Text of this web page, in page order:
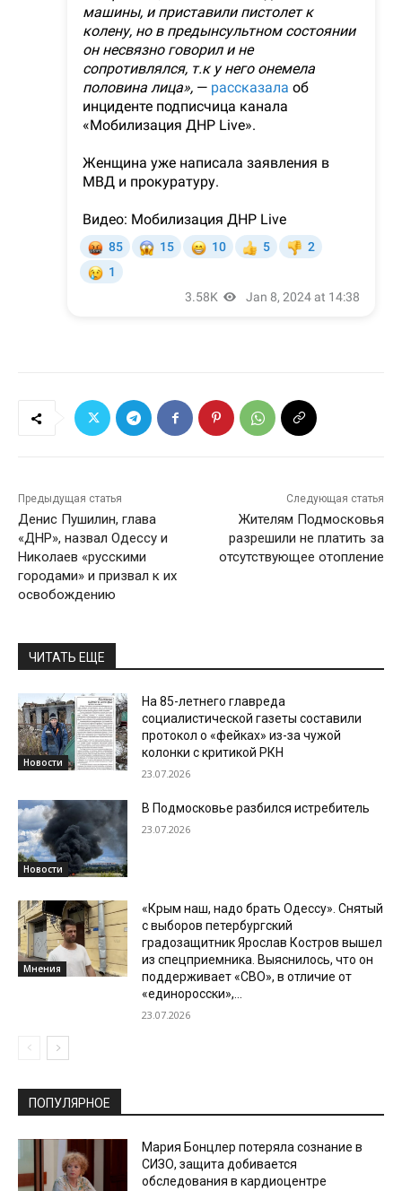
Предыдущая статья
Денис Пушилин, глава
«ДНР», назвал Одессу и
Николаев «русскими
городами» и призвал к их
освобождению
Следующая статья
Жителям Подмосковья
разрешили не платить за
отсутствующее отопление
ЧИТАТЬ ЕЩЕ
Новости
На 85-летнего главреда
социалистической газеты составили
протокол о «фейках» из-за чужой
колонки с критикой РКН
23.07.2026
Новости
В Подмосковье разбился истребитель
23.07.2026
Мнения
«Крым наш, надо брать Одессу». Снятый
с выборов петербургский
градозащитник Ярослав Костров вышел
из спецприемника. Выяснилось, что он
поддерживает «СВО», в отличие от
«единоросски»,...
23.07.2026
ПОПУЛЯРНОЕ
Мария Бонцлер потеряла сознание в
СИЗО, защита добивается
обследования в кардиоцентре